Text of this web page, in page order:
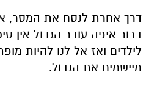
דרך אחרת לנסח את המסר,
ברור איפה עובר הגבול אין
לילדים ואז אל לנו להיות
מיישמים את הגבול.